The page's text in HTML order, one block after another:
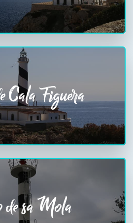
Cala Figuera
sa Mola